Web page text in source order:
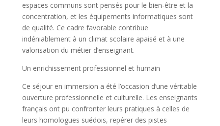
espaces communs sont pensés pour le bien-être et la
concentration, et les équipements informatiques sont
de qualité. Ce cadre favorable contribue
indéniablement à un climat scolaire apaisé et à une
valorisation du métier d’enseignant.
Un enrichissement professionnel et humain
Ce séjour en immersion a été l’occasion d’une véritable
ouverture professionnelle et culturelle. Les enseignants
français ont pu confronter leurs pratiques à celles de
leurs homologues suédois, repérer des pistes